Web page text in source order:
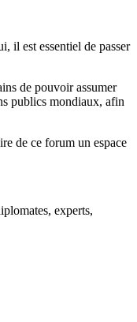
il est essentiel de passer
de pouvoir assumer
publics mondiaux, afin
de ce forum un espace
experts,